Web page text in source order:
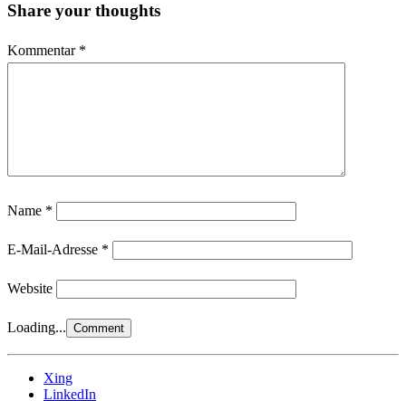
Share your thoughts
Kommentar *
Name *
E-Mail-Adresse *
Website
Loading...
Xing
LinkedIn